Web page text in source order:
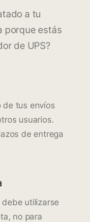
a tu
porque estás
de UPS?
de tus envíos
usuarios.
de entrega
utilizarse
no para